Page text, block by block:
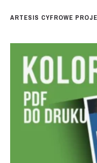
ARTESIS CYFROWE